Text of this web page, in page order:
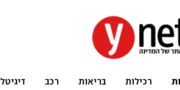
רכילות בריאות רכב דיגיטל